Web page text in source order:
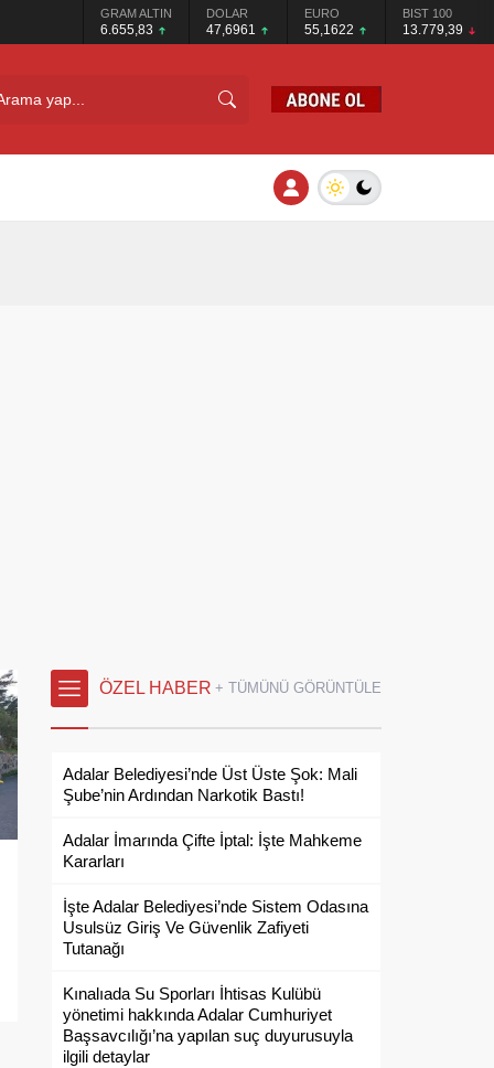
GRAM ALTIN
6.655,83
DOLAR
47,6961
EURO
55,1622
BIST 100
13.779,39
ÖZEL HABER + TÜMÜNÜ GÖRÜNTÜLE
Adalar Belediyesi’nde Üst Üste Şok: Mali
Şube’nin Ardından Narkotik Bastı!
Adalar İmarında Çifte İptal: İşte Mahkeme
Kararları
İşte Adalar Belediyesi’nde Sistem Odasına
Usulsüz Giriş Ve Güvenlik Zafiyeti
Tutanağı
Kınalıada Su Sporları İhtisas Kulübü
yönetimi hakkında Adalar Cumhuriyet
Başsavcılığı’na yapılan suç duyurusuyla
ilgili detaylar